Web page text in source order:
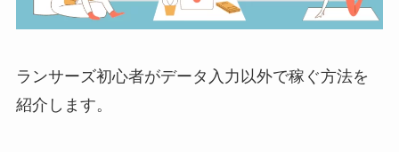
ランサーズ初心者がデータ入力以外で稼ぐ方法を
紹介します。